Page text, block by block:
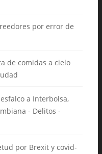
por error de
de comidas a cielo
a Interbolsa,
- Delitos -
por Brexit y covid-